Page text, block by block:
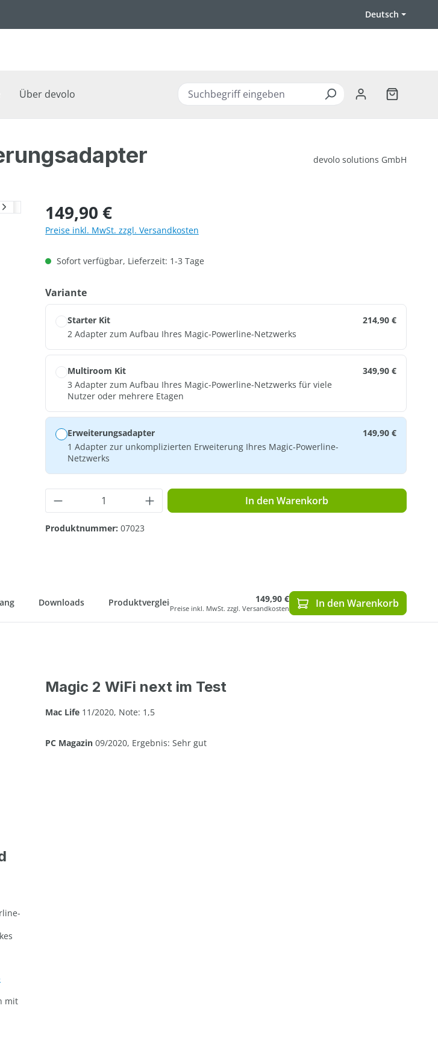
Deutsch
Über devolo
devolo solutions GmbH
Regulärer Preis:
149,90 €
Preise inkl. MwSt. zzgl. Versandkosten
Sofort verfügbar, Lieferzeit: 1-3 Tage
Varianteauswählen
Starter Kit
2 Adapter zum Aufbau Ihres Magic-Powerline-Netzwerks
214,90 €
Multiroom Kit
3 Adapter zum Aufbau Ihres Magic-Powerline-Netzwerks für viele
Nutzer oder mehrere Etagen
349,90 €
Erweiterungsadapter
1 Adapter zur unkomplizierten Erweiterung Ihres Magic-Powerline-
Netzwerks
149,90 €
Produkt Anzahl: Gib den gewünschten Wert ein oder
In den Warenkorb
Produktnummer: 07023
Downloads Produktvergleich 149,90 €
Preise inkl. MwSt. zzgl. Versandkosten In den Warenkorb
Magic 2 WiFi next im Test
Mac Life 11/2020, Note: 1,5
PC Magazin 09/2020, Ergebnis: Sehr gut
mit